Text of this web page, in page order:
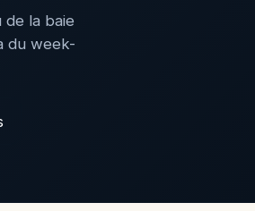
de la baie
du week-